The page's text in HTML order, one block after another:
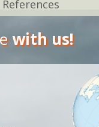
References
with us!